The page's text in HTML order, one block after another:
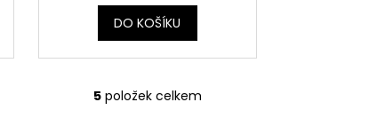
DO KOŠÍKU
O
5 položek celkem